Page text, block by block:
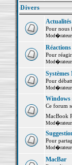
Divers
Actualités
Pour nous
Pour
Systèmes
Pour
Windows
Ce forum
MacBook
Pour
MacBar